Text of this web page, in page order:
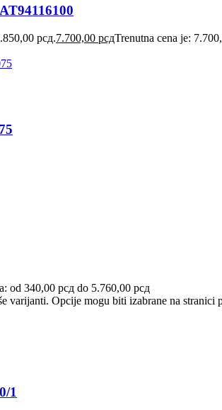
рсд.7.700,00 рсдTrenutna cena je:
od 340,00 рсд do 5.760,00 рсд
varijanti. Opcije mogu biti izabrane na stranici
1